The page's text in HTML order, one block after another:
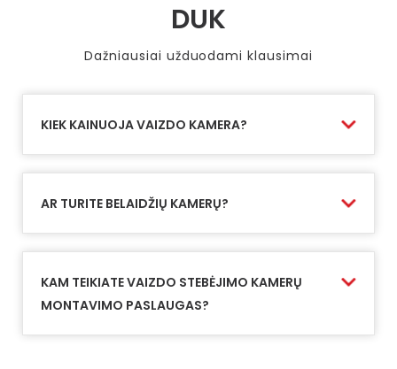
DUK
Dažniausiai užduodami klausimai
KIEK KAINUOJA VAIZDO KAMERA?
AR TURITE BELAIDŽIŲ KAMERŲ?
KAM TEIKIATE VAIZDO STEBĖJIMO KAMERŲ
MONTAVIMO PASLAUGAS?